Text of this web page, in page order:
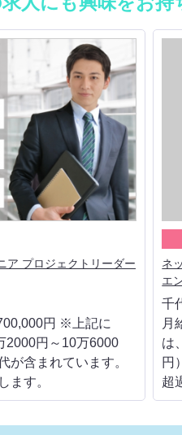
ア プロジェクトリーダー
円 ※上記に
2000円～10万6000
が含まれています。
ます。
ネ
エ
千
月
は
円
超